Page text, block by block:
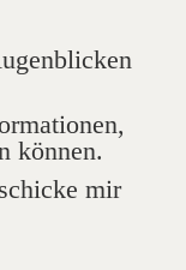
können.
mir